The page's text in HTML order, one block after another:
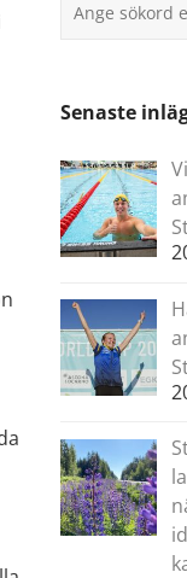
Senaste